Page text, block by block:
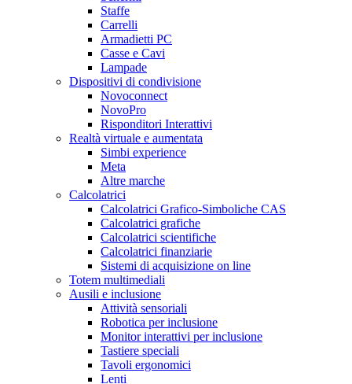
Staffe
Carrelli
Armadietti PC
Casse e Cavi
Lampade
Dispositivi di condivisione
Novoconnect
NovoPro
Risponditori Interattivi
Realtà virtuale e aumentata
Simbi experience
Meta
Altre marche
Calcolatrici
Calcolatrici Grafico-Simboliche CAS
Calcolatrici grafiche
Calcolatrici scientifiche
Calcolatrici finanziarie
Sistemi di acquisizione on line
Totem multimediali
Ausili e inclusione
Attività sensoriali
Robotica per inclusione
Monitor interattivi per inclusione
Tastiere speciali
Tavoli ergonomici
Lenti